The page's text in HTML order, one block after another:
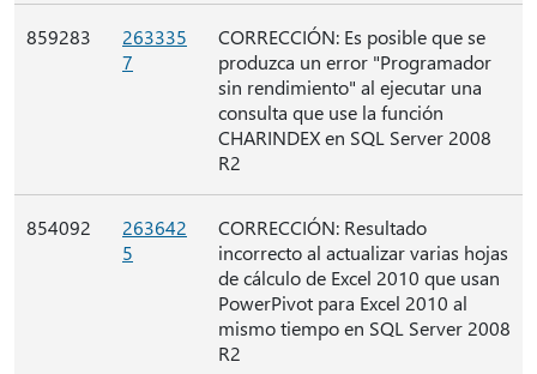
859283
263335
7
CORRECCIÓN: Es posible que se
produzca un error "Programador
sin rendimiento" al ejecutar una
consulta que use la función
CHARINDEX en SQL Server 2008
R2
854092
263642
5
CORRECCIÓN: Resultado
incorrecto al actualizar varias hojas
de cálculo de Excel 2010 que usan
PowerPivot para Excel 2010 al
mismo tiempo en SQL Server 2008
R2